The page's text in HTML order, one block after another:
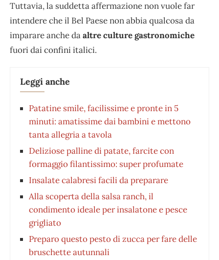
Tuttavia, la suddetta affermazione non vuole far
intendere che il Bel Paese non abbia qualcosa da
imparare anche daaltre culture gastronomiche
fuori dai confini italici.
Leggi anche
Patatine smile, facilissime e pronte in 5
minuti: amatissime dai bambini e mettono
tanta allegria a tavola
Deliziose palline di patate, farcite con
formaggio filantissimo: super profumate
Insalate calabresi facili da preparare
Alla scoperta della salsa ranch, il
condimento ideale per insalatone e pesce
grigliato
Preparo questo pesto di zucca per fare delle
bruschette autunnali